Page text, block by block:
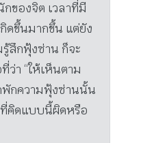
ของจิต เวลาที่มี
ดขึ้นมากขึ้น แต่ยัง
สึกฟุ้งซ่าน ก็จะ
ว่า “ให้เห็นตาม
พักความฟุ้งซ่านนั้น
ที่คิดแบบนี้ผิดหรือ